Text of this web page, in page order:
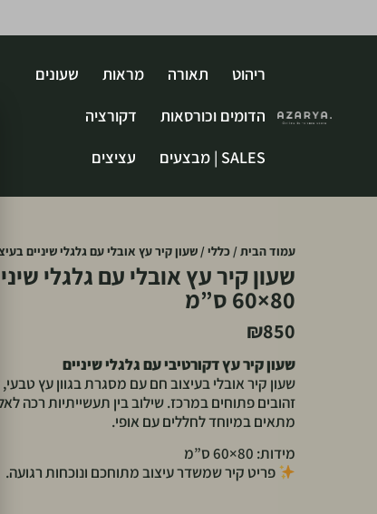
ריהוט תאורה מראות
שעונים
הדומים וכורסאות
דקורציה
SALES | מבצעים
עציצים
עמוד הבית/כללי/ שעון קיר עץ אובלי עם גלגלי שיניים בעיצוב
שעון קיר עץ אובלי עם גלגלי
80×60 ס”מ
₪850
שעון קיר עץ דקורטיבי עם גלגלי שיניים
שעון קיר אובלי בעיצוב חם עם מסגרת בגוון עץ טבעי,
זהובים פתוחים במרכז. שילוב בין תעשייתיות רכה
מתאים במיוחד לחללים עם אופי.
מידות: 80×60 ס”מ
פריט קיר שמשדר עיצוב מתוחכם ונוכחות רגועה.